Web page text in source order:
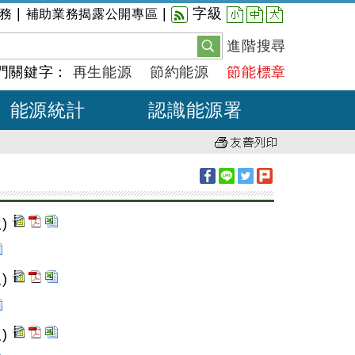
補助業務揭露公開專區 字級 小 中 大
進階搜尋
關鍵字： 再生能源 節約能源 節能標章
能源統計 認識能源署